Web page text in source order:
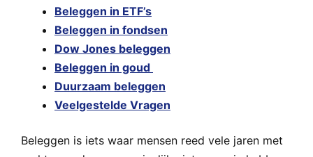
Beleggen in ETF’s
Beleggen in fondsen
Dow Jones beleggen
Beleggen in goud
Duurzaam beleggen
Veelgestelde Vragen
Beleggen is iets waar mensen reed vele jaren met